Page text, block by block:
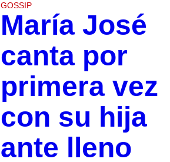
GOSSIP
María José
canta por
primera vez
con su hija
ante lleno